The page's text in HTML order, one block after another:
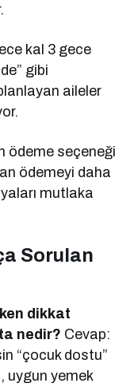
kal 3 gece
gibi
aileler
ödeme seçeneği
ödemeyi daha
mutlaka
Sorulan
dikkat
nedir? Cevap:
“çocuk dostu”
uygun yemek